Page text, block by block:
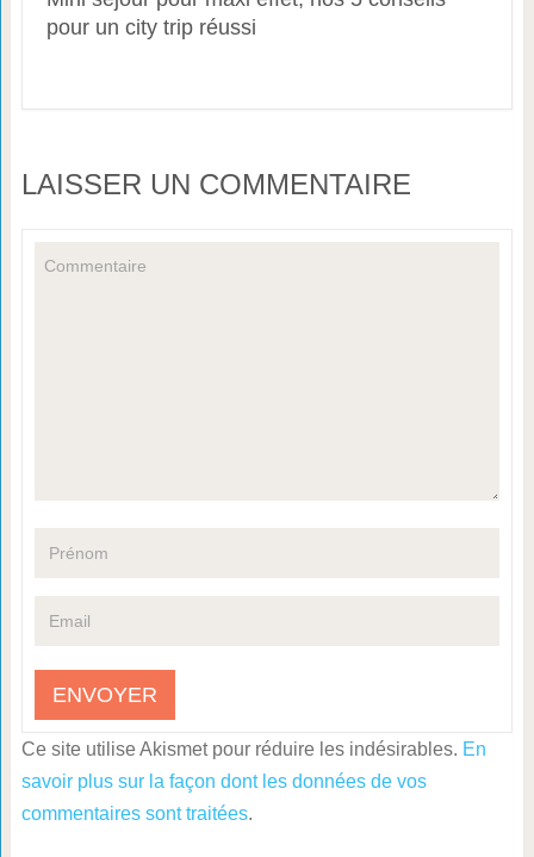
pour un city trip réussi
LAISSER UN COMMENTAIRE
Ce site utilise Akismet pour réduire les indésirables. En
savoir plus sur la façon dont les données de vos
commentaires sont traitées.